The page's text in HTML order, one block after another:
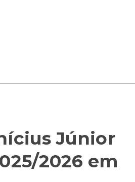
Júnior
2026 em